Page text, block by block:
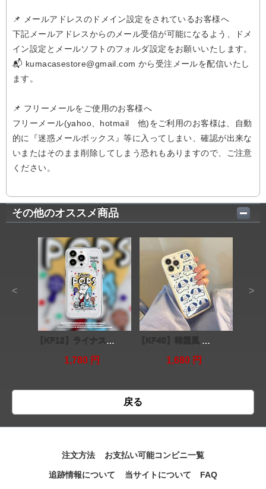
📌 メールアドレスのドメイン設定をされているお客様へ
下記メールアドレスからのメール受信が可能になるよう、ドメ
イン設定とメールソフトのフォルダ設定をお願いいたします。
📬 kumacasestore@gmail.com から受注メールを配信いたし
ます。
📌 フリーメールをご使用のお客様へ
フリーメール(yahoo、hotmail 他)をご利用のお客様は、自動
的に『迷惑メールボックス』等に入ってしまい、確認が出来な
いまたはそのまま削除してしまう恐れもありますので、ご注意
ください。
その他のオススメ商品
【KF12】ライナス ❤️ Linus かわいい ❤️ iPhoneケース ❤️ iPhone13 Pro ❤️ iPhone13 ❤️ iPhone13 Pro Max
1,780 円
【KF40】韓国風 ❤️ 犬 ❤️ かわいい ❤️ iPhone13 Pro ❤️ iPhone13 ❤️ iPhone13 Pro Max
1,680 円
< >
戻る
注文方法 お支払い可能コンビニ一覧
追跡情報について 当サイトについて FAQ